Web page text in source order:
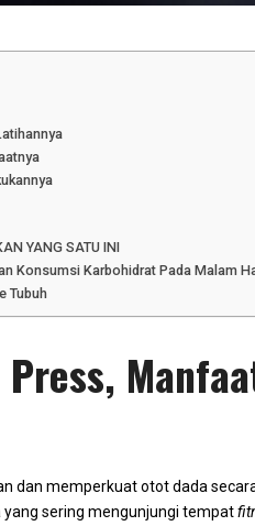
YANG SATU INI
Konsumsi Karbohidrat Pada Malam
Tubuh
dan memperkuat otot dada
yang sering mengunjungi tempat